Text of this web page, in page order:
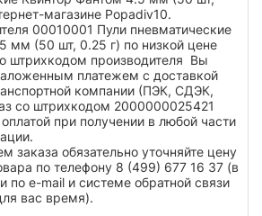
магазине Popadiv10.
00010001 Пули пневматические
мм (50 шт, 0.25 г) по низкой цене
штрихкодом производителя Вы
платежем с доставкой
компании (ПЭК, СДЭК,
со штрихкодом 2000000025421
при получении в любой части
заказа обязательно уточняйте цену
по телефону 8 (499) 677 16 37 (в
по e-mail и системе обратной связи
вас время).